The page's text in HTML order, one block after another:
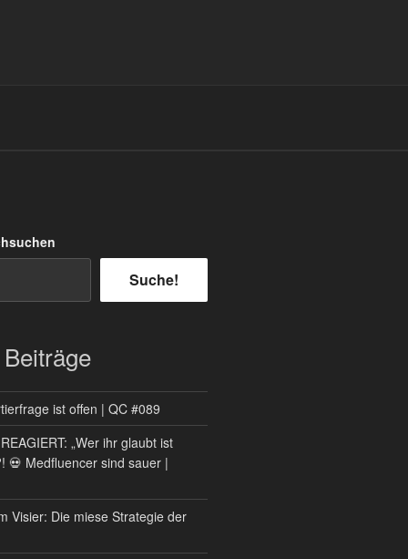
Suche!
ist offen | QC #089
„Wer ihr glaubt ist
💀 Medfluencer sind sauer |
Visier: Die miese Strategie der